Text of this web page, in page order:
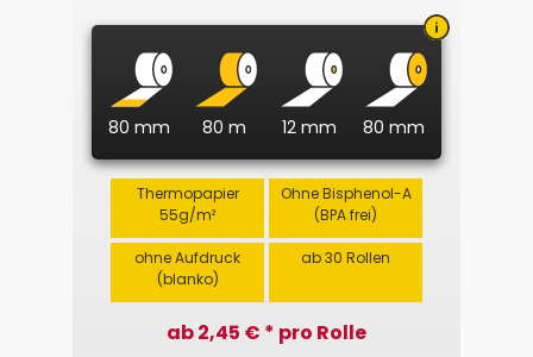
80 mm 80 m 12 mm 80 mm
Thermopapier
55g/m²
Ohne Bisphenol-A
(BPA frei)
ohne Aufdruck
(blanko)
ab 30 Rollen
ab 2,45 € * pro Rolle